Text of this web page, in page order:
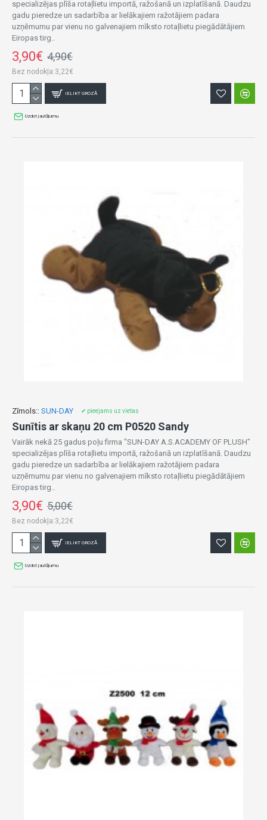
specializējas plīša rotaļlietu importā, ražošanā un izplatīšanā. Daudzu
gadu pieredze un sadarbība ar lielākajiem ražotājiem padara
uzņēmumu par vienu no galvenajiem mīksto rotaļlietu piegādātājiem
Eiropas tirg..
3,90€ 4,90€
Bez nodokļa:3,22€
IELIKT GROZĀ
Uzdot jautājumu
Zīmols:: SUN-DAY ✔ pieejams uz vietas
Sunītis ar skaņu 20 cm P0520 Sandy
Vairāk nekā 25 gadus poļu firma "SUN-DAY A.S.ACADEMY OF PLUSH"
specializējas plīša rotaļlietu importā, ražošanā un izplatīšanā. Daudzu
gadu pieredze un sadarbība ar lielākajiem ražotājiem padara
uzņēmumu par vienu no galvenajiem mīksto rotaļlietu piegādātājiem
Eiropas tirg..
3,90€ 5,00€
Bez nodokļa:3,22€
IELIKT GROZĀ
Uzdot jautājumu